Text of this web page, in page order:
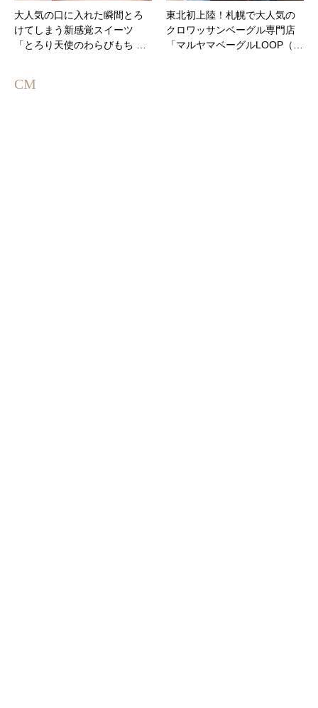
大人気の口に入れた瞬間とろ
けてしまう新感覚スイーツ
「とろり天使のわらびもち …
東北初上陸！札幌で大人気の
クロワッサンベーグル専門店
「マルヤマベーグルLOOP（…
CM